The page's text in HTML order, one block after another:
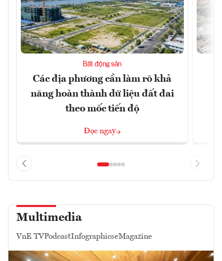
Bất động sản
Các địa phương cần làm rõ khả
năng hoàn thành dữ liệu đất đai
theo mốc tiến độ
Đọc ngay
Multimedia
VnE TVPodcastInfographicseMagazine